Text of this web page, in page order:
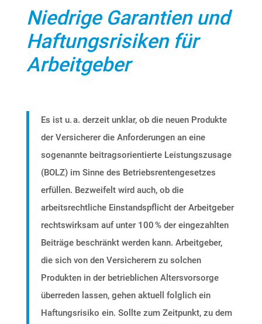
Niedrige Garantien und
Haftungsrisiken für
Arbeitgeber
Es ist u. a. derzeit unklar, ob die neuen Produkte
der Versicherer die Anforderungen an eine
sogenannte beitragsorientierte Leistungszusage
(BOLZ) im Sinne des Betriebsrentengesetzes
erfüllen. Bezweifelt wird auch, ob die
arbeitsrechtliche Einstandspflicht der Arbeitgeber
rechtswirksam auf unter 100 % der eingezahlten
Beiträge beschränkt werden kann. Arbeitgeber,
die sich von den Versicherern zu solchen
Produkten in der betrieblichen Altersvorsorge
überreden lassen, gehen aktuell folglich ein
Haftungsrisiko ein. Sollte zum Zeitpunkt, zu dem